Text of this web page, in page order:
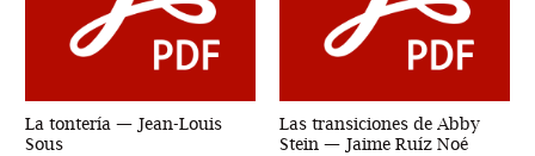
La tontería — Jean-Louis
Sous
Las transiciones de Abby
Stein — Jaime Ruíz Noé